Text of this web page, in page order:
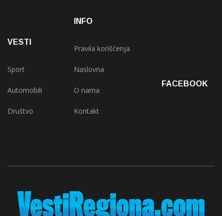
VESTI
Sport
Automobili
Društvo
INFO
Pravila korišćenja
Naslovna
O nama
Kontakt
FACEBOOK